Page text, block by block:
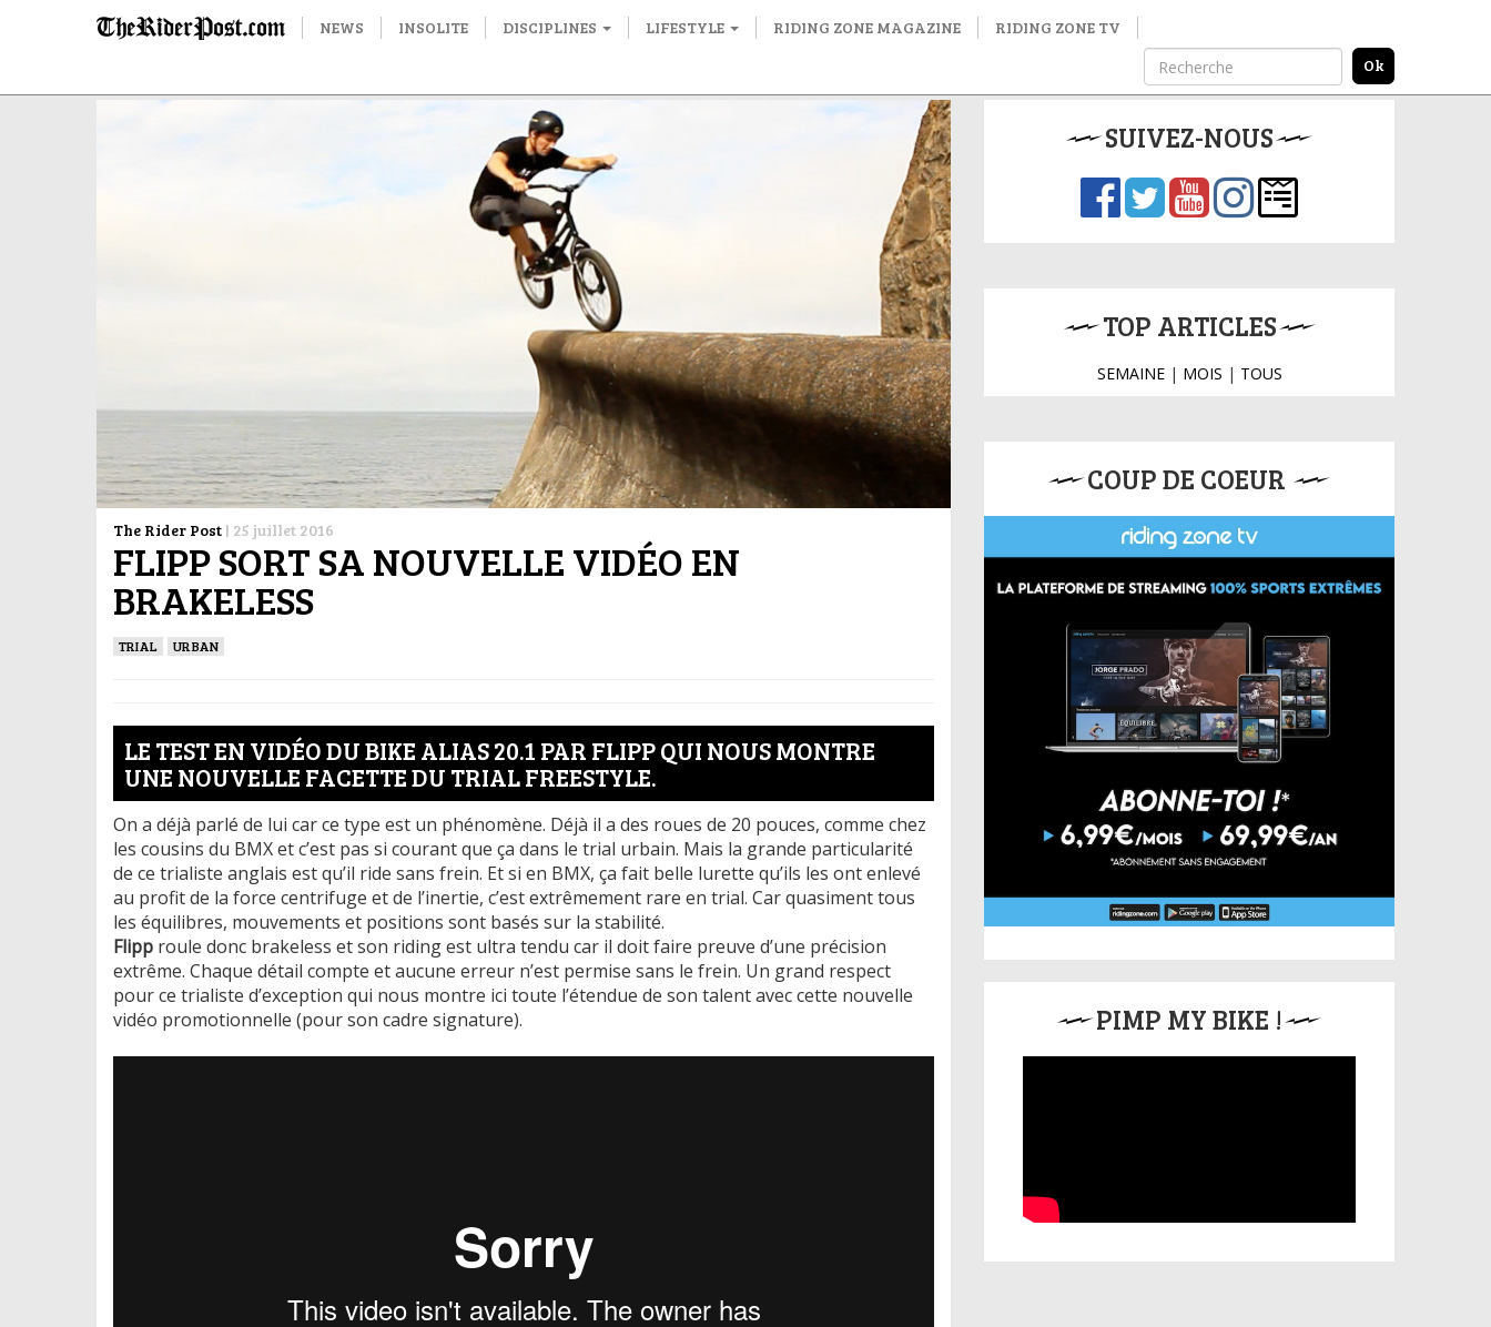
NEWS INSOLITE DISCIPLINES LIFESTYLE RIDING ZONE MAGAZINE RIDING ZONE TV
The Rider Post | 25 juillet 2016
FLIPP SORT SA NOUVELLE VIDÉO EN
BRAKELESS
TRIAL URBAN
LE TEST EN VIDÉO DU BIKE ALIAS 20.1 PAR FLIPP QUI NOUS MONTRE
UNE NOUVELLE FACETTE DU TRIAL FREESTYLE.
On a déjà parlé de lui car ce type est un phénomène. Déjà il a des roues de 20 pouces, comme chez
les cousins du BMX et c’est pas si courant que ça dans le trial urbain. Mais la grande particularité
de ce trialiste anglais est qu’il ride sans frein. Et si en BMX, ça fait belle lurette qu’ils les ont enlevé
au profit de la force centrifuge et de l’inertie, c’est extrêmement rare en trial. Car quasiment tous
les équilibres, mouvements et positions sont basés sur la stabilité.
Flipp roule donc brakeless et son riding est ultra tendu car il doit faire preuve d’une précision
extrême. Chaque détail compte et aucune erreur n’est permise sans le frein. Un grand respect
pour ce trialiste d’exception qui nous montre ici toute l’étendue de son talent avec cette nouvelle
vidéo promotionnelle (pour son cadre signature).
SUIVEZ-NOUS
TOP ARTICLES
SEMAINE| MOIS | TOUS
COUP DE COEUR
PIMP MY BIKE !